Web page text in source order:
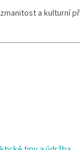
a kulturní